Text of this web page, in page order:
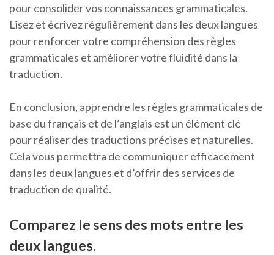
pour consolider vos connaissances grammaticales.
Lisez et écrivez régulièrement dans les deux langues
pour renforcer votre compréhension des règles
grammaticales et améliorer votre fluidité dans la
traduction.
En conclusion, apprendre les règles grammaticales de
base du français et de l’anglais est un élément clé
pour réaliser des traductions précises et naturelles.
Cela vous permettra de communiquer efficacement
dans les deux langues et d’offrir des services de
traduction de qualité.
Comparez le sens des mots entre les
deux langues.